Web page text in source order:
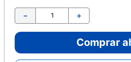
＋
－
Comprar